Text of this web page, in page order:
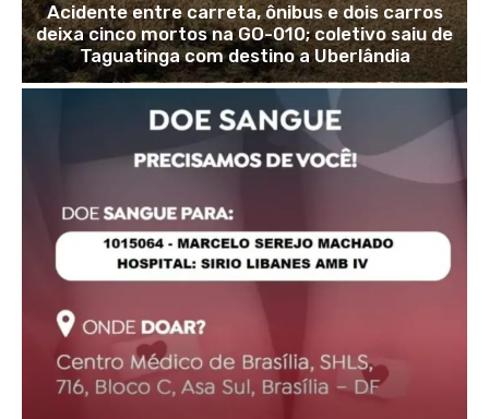
Acidente entre carreta, ônibus e dois carros
deixa cinco mortos na GO-010; coletivo saiu de
Taguatinga com destino a Uberlândia